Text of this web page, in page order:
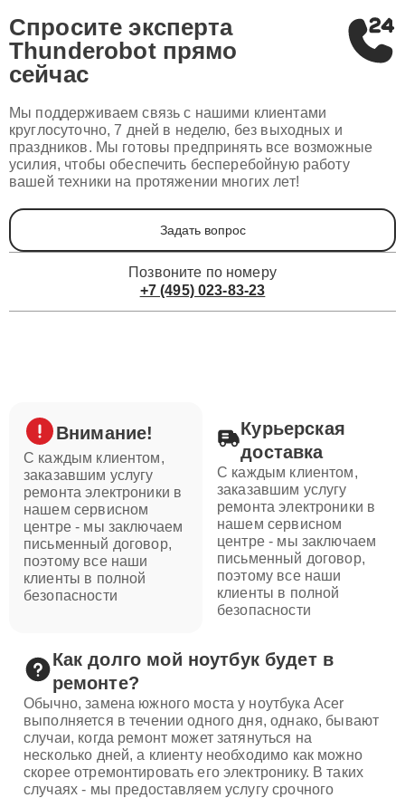
Спросите эксперта
Thunderobot прямо
сейчас
Мы поддерживаем связь с нашими клиентами
круглосуточно, 7 дней в неделю, без выходных и
праздников. Мы готовы предпринять все возможные
усилия, чтобы обеспечить бесперебойную работу
вашей техники на протяжении многих лет!
Задать вопрос
Позвоните по номеру
+7 (495) 023-83-23
Внимание!
С каждым клиентом,
заказавшим услугу
ремонта электроники в
нашем сервисном
центре - мы заключаем
письменный договор,
поэтому все наши
клиенты в полной
безопасности
Курьерская
доставка
С каждым клиентом,
заказавшим услугу
ремонта электроники в
нашем сервисном
центре - мы заключаем
письменный договор,
поэтому все наши
клиенты в полной
безопасности
Как долго мой ноутбук будет в
ремонте?
Обычно, замена южного моста у ноутбука Acer
выполняется в течении одного дня, однако, бывают
случаи, когда ремонт может затянуться на
несколько дней, а клиенту необходимо как можно
скорее отремонтировать его электронику. В таких
случаях - мы предоставляем услугу срочного